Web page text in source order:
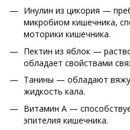
Инулин из цикория —
микробиом кишечника,
моторики кишечника.
Пектин из яблок —
обладает свойствами
Танины — обладают
жидкость кала.
Витамин А —
эпителия кишечника.